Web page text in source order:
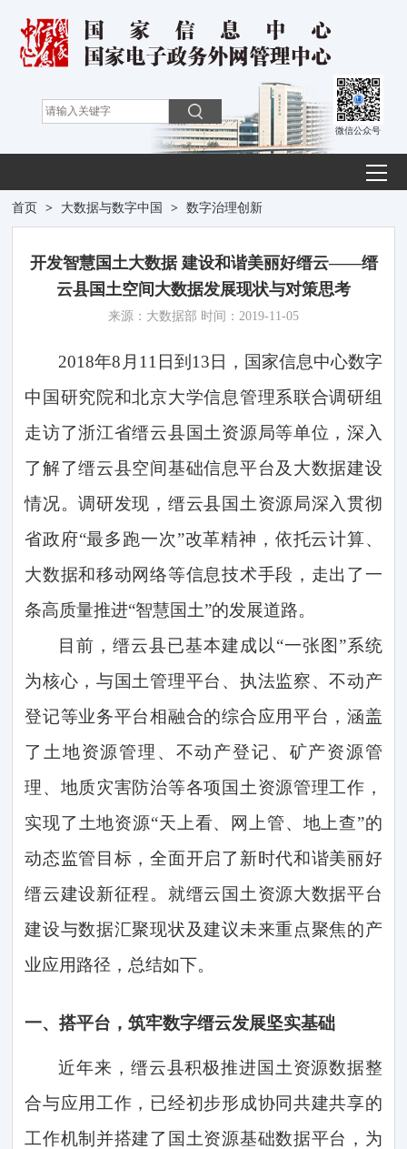
微信公众号
首页 > 大数据与数字中国 > 数字治理创新
开发智慧国土大数据 建设和谐美丽好缙云——缙
云县国土空间大数据发展现状与对策思考
来源：大数据部 时间：2019-11-05
2018年8月 11 日到 13日，国家信息中心数字
中国研究院和北京大学信息管理系联合调研组
走访了浙江省缙云县国土资源局等单位，深入
了解了缙云县空间基础信息平台及大数据建设
情况。调研发现，缙云县国土资源局深入贯彻
省政府“最多跑一次”改革精神，依托云计算、
大数据和移动网络等信息技术手段，走出了一
条高质量推进“智慧国土”的发展道路。
目前，缙云县已基本建成以“一张图”系统
为核心，与国土管理平台、执法监察、不动产
登记等业务平台相融合的综合应用平台，涵盖
了土地资源管理、不动产登记、矿产资源管
理、地质灾害防治等各项国土资源管理工作，
实现了土地资源“天上看、网上管、地上查”的
动态监管目标，全面开启了新时代和谐美丽好
缙云建设新征程。就缙云国土资源大数据平台
建设与数据汇聚现状及建议未来重点聚焦的产
业应用路径，总结如下。
一、搭平台，筑牢数字缙云发展坚实基础
近年来，缙云县积极推进国土资源数据整
合与应用工作，已经初步形成协同共建共享的
工作机制并搭建了国土资源基础数据平台，为